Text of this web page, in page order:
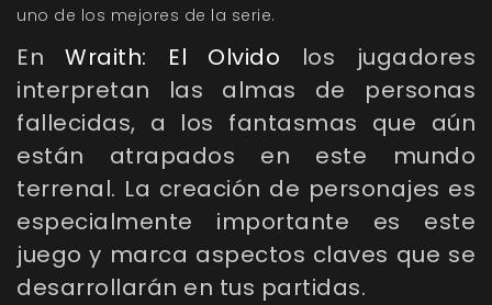
uno de los mejores de la serie.
En Wraith: El Olvido los jugadores
interpretan las almas de personas
fallecidas, a los fantasmas que aún
están atrapados en este mundo
terrenal. La creación de personajes es
especialmente importante es este
juego y marca aspectos claves que se
desarrollarán en tus partidas.